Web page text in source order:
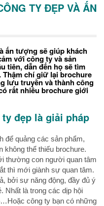
TY ĐẸP VÀ ẤN
ấn tượng sẽ giúp khách
với công ty và sản
tiên, dẫn đến họ sẽ tìm
Thậm chí giữ lại brochure
lưu truyền và thành công
rất nhiều brochure giới
đẹp là giải pháp
để quảng các sản phẩm,
không thể thiếu brochure.
thường con người quan tâm
thì mới giành sự quan tâm.
bởi sự năng động, đầy đủ ý
Nhất là trong các dịp hội
công ty bạn có những